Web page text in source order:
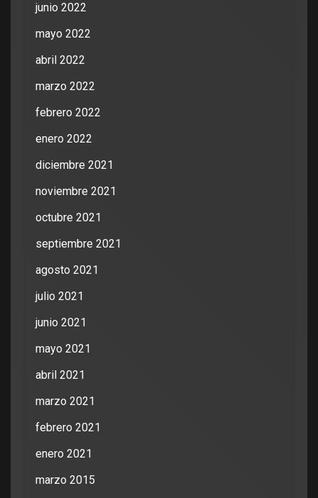
junio 2022
mayo 2022
abril 2022
marzo 2022
febrero 2022
enero 2022
diciembre 2021
noviembre 2021
octubre 2021
septiembre 2021
agosto 2021
julio 2021
junio 2021
mayo 2021
abril 2021
marzo 2021
febrero 2021
enero 2021
marzo 2015